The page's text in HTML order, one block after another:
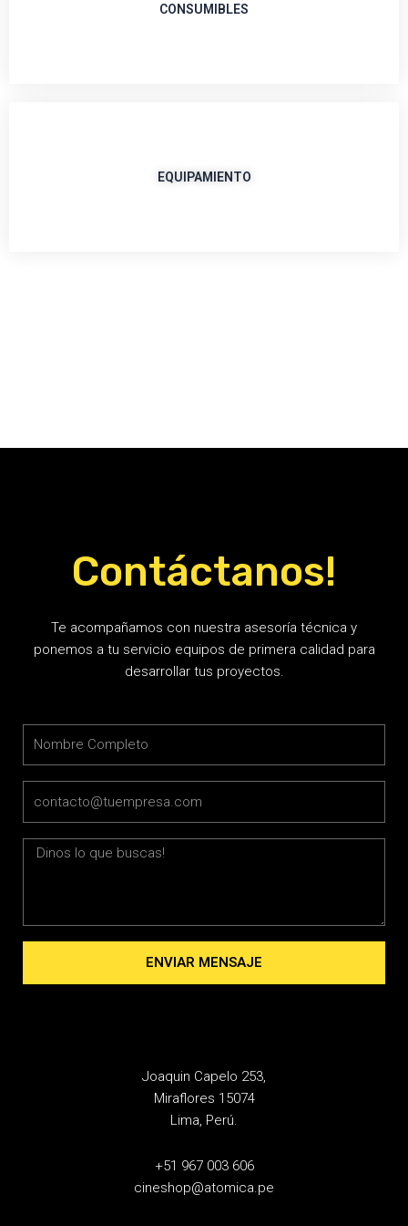
CONSUMIBLES
EQUIPAMIENTO
Contáctanos!
Te acompañamos con nuestra asesoría técnica y
ponemos a tu servicio equipos de primera calidad para
desarrollar tus proyectos.
Message
ENVIAR MENSAJE
Joaquin Capelo 253,
Miraflores 15074
Lima, Perú.
+51 967 003 606
cineshop@atomica.pe